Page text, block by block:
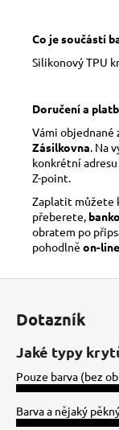
Co je součástí
Silikonový TPU
Doručení a
Vámi objednané
Zásilkovna . Na
konkrétní
Z-point.
Zaplatit můžete
přeberete,
obratem po
pohodlně on-
Dotazník
Jaké typy
Pouze barva (bez
Barva a nějaký